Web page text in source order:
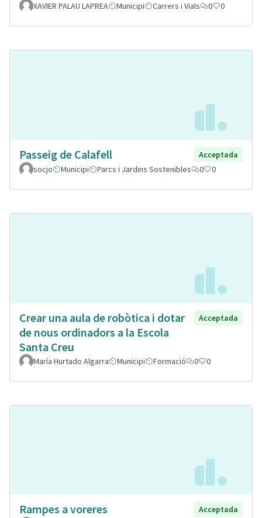
XAVIER PALAU LAPREA Municipi Carrers i Vials 0 0
Passeig de Calafell
Acceptada
socjo
Municipi Parcs i Jardins Sostenibles 0 0
Crear una aula de robòtica i dotar
de nous ordinadors a la Escola
Santa Creu
Acceptada
María Hurtado Algarra Municipi Formació 0 0
Rampes a voreres Acceptada